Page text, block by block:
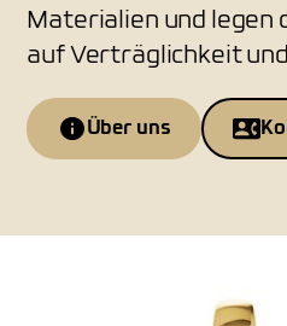
Materialien und legen
auf Verträglichkeit
Über uns